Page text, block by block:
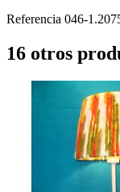
Referencia 046-
16 otros